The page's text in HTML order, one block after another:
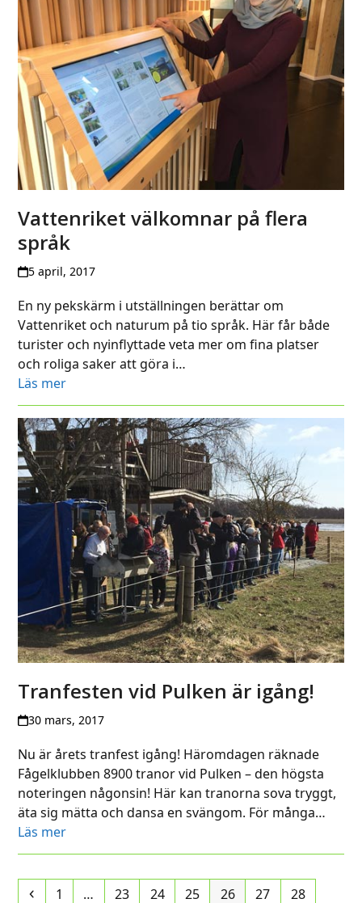
Vattenriket välkomnar på flera
språk
5 april, 2017
En ny pekskärm i utställningen berättar om
Vattenriket och naturum på tio språk. Här får både
turister och nyinflyttade veta mer om fina platser
och roliga saker att göra i…
Läs mer
Tranfesten vid Pulken är igång!
30 mars, 2017
Nu är årets tranfest igång! Häromdagen räknade
Fågelklubben 8900 tranor vid Pulken – den högsta
noteringen någonsin! Här kan tranorna sova tryggt,
äta sig mätta och dansa en svängom. För många…
Läs mer
Previous
Page
1 … Page
23 Page
24 Page
25 Page
26 Page
27 Page
28